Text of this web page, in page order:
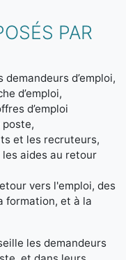
PAR
d’emploi,
d’emploi,
d’emploi
et les recruteurs,
aides au retour
vers l'emploi, des
formation, et à la
les demandeurs